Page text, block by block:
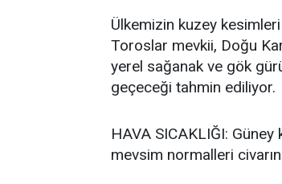
Ülkemizin kuzey
Toroslar mevkii, Doğu
yerel sağanak ve gök
geçeceği tahmin ediliyor.
HAVA SICAKLIĞI:
mevsim normalleri